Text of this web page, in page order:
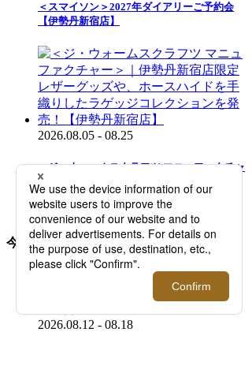
＜スマイソン＞2027年ダイアリーご予約会
【伊勢丹新宿店】
2026.08.05 - 08.25
＜ジ・ウォームスクラフツ マニュファクチャ
ー＞｜伊勢丹新宿店限定レザーグッズや、ホ
ースハイドを手織りしたラゲッジコレクショ
ンを発売！【伊勢丹新宿店】
今後開催されるイベント
2026.08.12 - 08.18